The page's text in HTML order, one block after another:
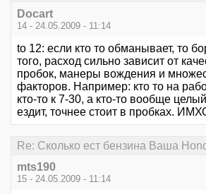
Docart
14 - 24.05.2009 - 11:14
to 12: если кто то обманывает, то
того, расход сильно зависит от
пробок, манеры вождения и
факторов. Например: кто то на
кто-то к 7-30, а кто-то вообще
ездит, точнее стоит в пробках.
Re: Сколько ест бензина Ваша
mts190
15 - 24.05.2009 - 11:14